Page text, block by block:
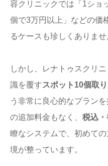
容クリニックでは「1ショ
個で3万円以上」などの価
るケースも珍しくありませ
しかし、レナトゥスクリ
識を覆すスポット10個取
う非常に良心的なプラン
の追加料金もなく、 税込
瞭なシステムで、初めて
境が整っています。